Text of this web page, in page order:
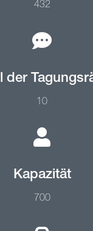
432
der
10
Kapazität
700